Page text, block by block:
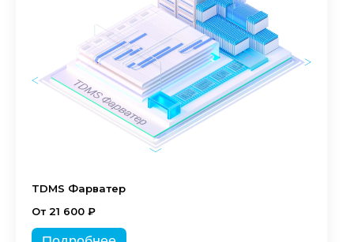
TDMS Фарватер
От 21 600 ₽